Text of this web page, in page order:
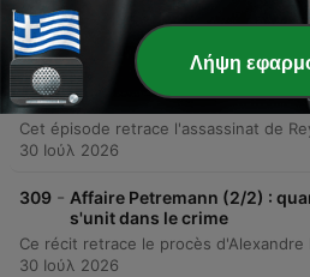
06 Αύγ 2026
310 - Affaire Petremann (1/2) :
dans le crime
30 Ιούλ 2026
309 - Affaire Petremann (2/2) :
s'unit dans le crime
30 Ιούλ 2026
Λήψη